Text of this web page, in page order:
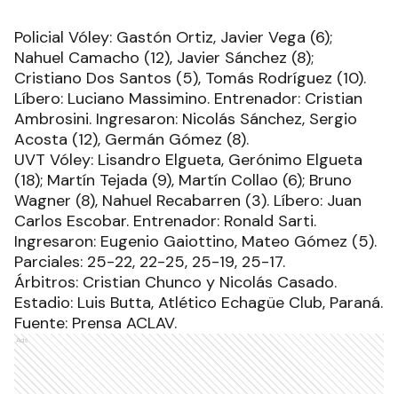
Policial Vóley: Gastón Ortiz, Javier Vega (6);
Nahuel Camacho (12), Javier Sánchez (8);
Cristiano Dos Santos (5), Tomás Rodríguez (10).
Líbero: Luciano Massimino. Entrenador: Cristian
Ambrosini. Ingresaron: Nicolás Sánchez, Sergio
Acosta (12), Germán Gómez (8).
UVT Vóley: Lisandro Elgueta, Gerónimo Elgueta
(18); Martín Tejada (9), Martín Collao (6); Bruno
Wagner (8), Nahuel Recabarren (3). Líbero: Juan
Carlos Escobar. Entrenador: Ronald Sarti.
Ingresaron: Eugenio Gaiottino, Mateo Gómez (5).
Parciales: 25-22, 22-25, 25-19, 25-17.
Árbitros: Cristian Chunco y Nicolás Casado.
Estadio: Luis Butta, Atlético Echagüe Club, Paraná.
Fuente: Prensa ACLAV.
Ads